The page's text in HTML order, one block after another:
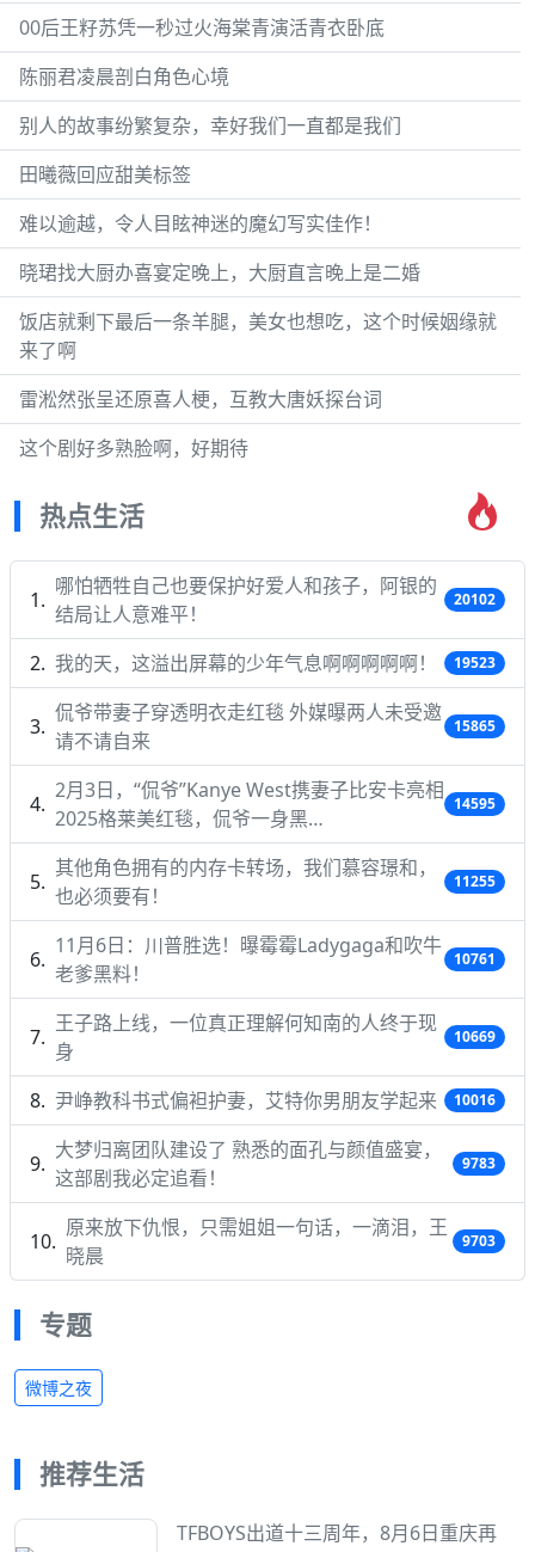
00后王籽苏凭一秒过火海棠青演活青衣卧底
陈丽君凌晨剖白角色心境
别人的故事纷繁复杂，幸好我们一直都是我们
田曦薇回应甜美标签
难以逾越，令人目眩神迷的魔幻写实佳作！
晓珺找大厨办喜宴定晚上，大厨直言晚上是二婚
饭店就剩下最后一条羊腿，美女也想吃，这个时候姻缘就
来了啊
雷淞然张呈还原喜人梗，互教大唐妖探台词
这个剧好多熟脸啊，好期待
热点生活
哪怕牺牲自己也要保护好爱人和孩子，阿银的
结局让人意难平！
20102
我的天，这溢出屏幕的少年气息啊啊啊啊啊！ 19523
侃爷带妻子穿透明衣走红毯 外媒曝两人未受邀
请不请自来
15865
2月3日，“侃爷”Kanye West携妻子比安卡亮相
2025格莱美红毯，侃爷一身黑…
14595
其他角色拥有的内存卡转场，我们慕容璟和，
也必须要有！
11255
11月6日：川普胜选！曝霉霉Ladygaga和吹牛
老爹黑料！
10761
王子路上线，一位真正理解何知南的人终于现
身
10669
尹峥教科书式偏袒护妻，艾特你男朋友学起来 10016
大梦归离团队建设了 熟悉的面孔与颜值盛宴，
这部剧我必定追看！
9783
原来放下仇恨，只需姐姐一句话，一滴泪，王
晓晨
9703
专题
微博之夜
推荐生活
TFBOYS出道十三周年，8月6日重庆再